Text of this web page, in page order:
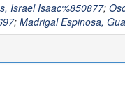
Israel Isaac%850877;
; Madrigal Espinosa,